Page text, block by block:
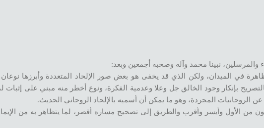
والمرسلين، نبينا محمد وآله وصحبه أجمعين وبعد:
في الميدان، ولكن الذي قد يخفى هو بعض صور الإلحاد المتعددة وأبرزها نوعان
بإنكار وجود الخالق جل وعلا وعدمية الفكرة، ونوع أخطر منه مبني على إثبات
الروحانيات المجردة، وهو ما يمكن أن أسميه بالإلحاد الروحاني الحديث.
من الأول وأيسر وأقرب والطريق إلى تصحيح مساره أقصر، لما يتظاهر به من